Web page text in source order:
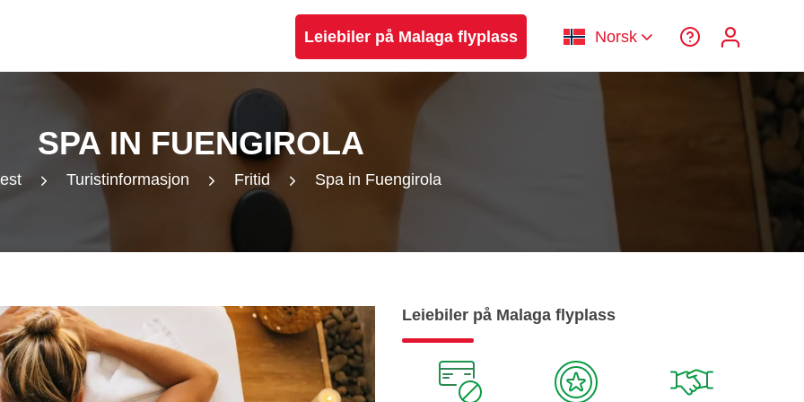
Leiebiler på Malaga flyplass Norsk
SPA IN FUENGIROLA
Turistinformasjon Fritid Spa in Fuengirola
Leiebiler på Malaga flyplass